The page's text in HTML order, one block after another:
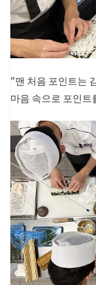
"맨 처음 포인트는
마음 속으로 포인